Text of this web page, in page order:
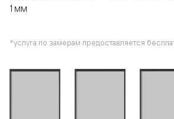
1 мм
*услуга по замерам предоставляется